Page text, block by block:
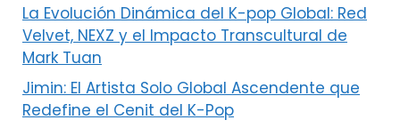
La Evolución Dinámica del K-pop Global: Red
Velvet, NEXZ y el Impacto Transcultural de
Mark Tuan
Jimin: El Artista Solo Global Ascendente que
Redefine el Cenit del K-Pop